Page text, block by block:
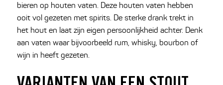
bieren op houten vaten. Deze houten vaten hebben
ooit vol gezeten met spirits. De sterke drank trekt in
het hout en laat zijn eigen persoonlijkheid achter. Denk
aan vaten waar bijvoorbeeld rum, whisky, bourbon of
wijn in heeft gezeten.